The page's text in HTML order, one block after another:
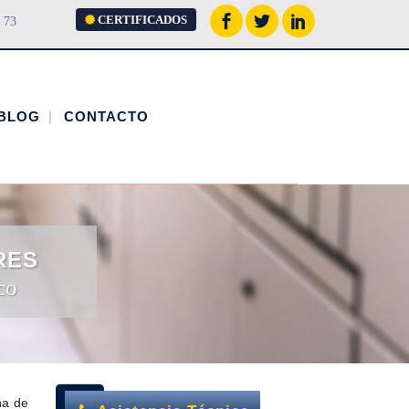
73 CERTIFICADOS
CONTACTO
de